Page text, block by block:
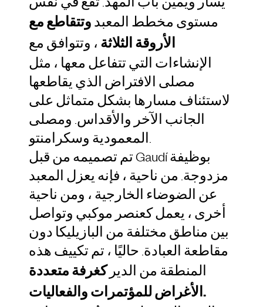
يسار ويمين باب المهد. تقع في نفس
مستوى مخطط المعبد وتتقاطع مع
الأروقة الثلاثة ، وتتوافق مع
الإنشاءات التي تتفاعل معها ، مثل
مصلى الافتراض الذي يقاطعها
لاستئناف مسارها بشكل متماثل على
الجانب الآخر والأقداس. ومصلى
المعمودية وسكرامنتو.
تم تصميمه من قبل Gaudí بوظيفة
مزدوجة. من ناحية ، فإنه يعزل المعبد
عن الضوضاء الخارجية ، ومن ناحية
أخرى ، يعمل كعنصر موكبي وتواصل
بين مناطق مختلفة من البازيليكا دون
مقاطعة العبادة. حاليًا ، تم تكييف هذه
المنطقة من الدير كغرفة متعددة
الأغراض للمؤتمرات والفعاليات.